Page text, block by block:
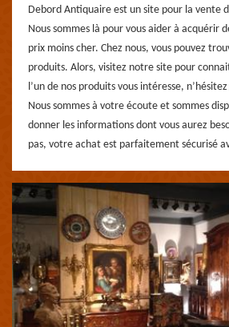
Debord Antiquaire est un site pour la vente
Nous sommes là pour vous aider à acquérir
prix moins cher. Chez nous, vous pouvez
produits. Alors, visitez notre site pour
l’un de nos produits vous intéresse,
Nous sommes à votre écoute et sommes
donner les informations dont vous aurez
pas, votre achat est parfaitement sécurisé